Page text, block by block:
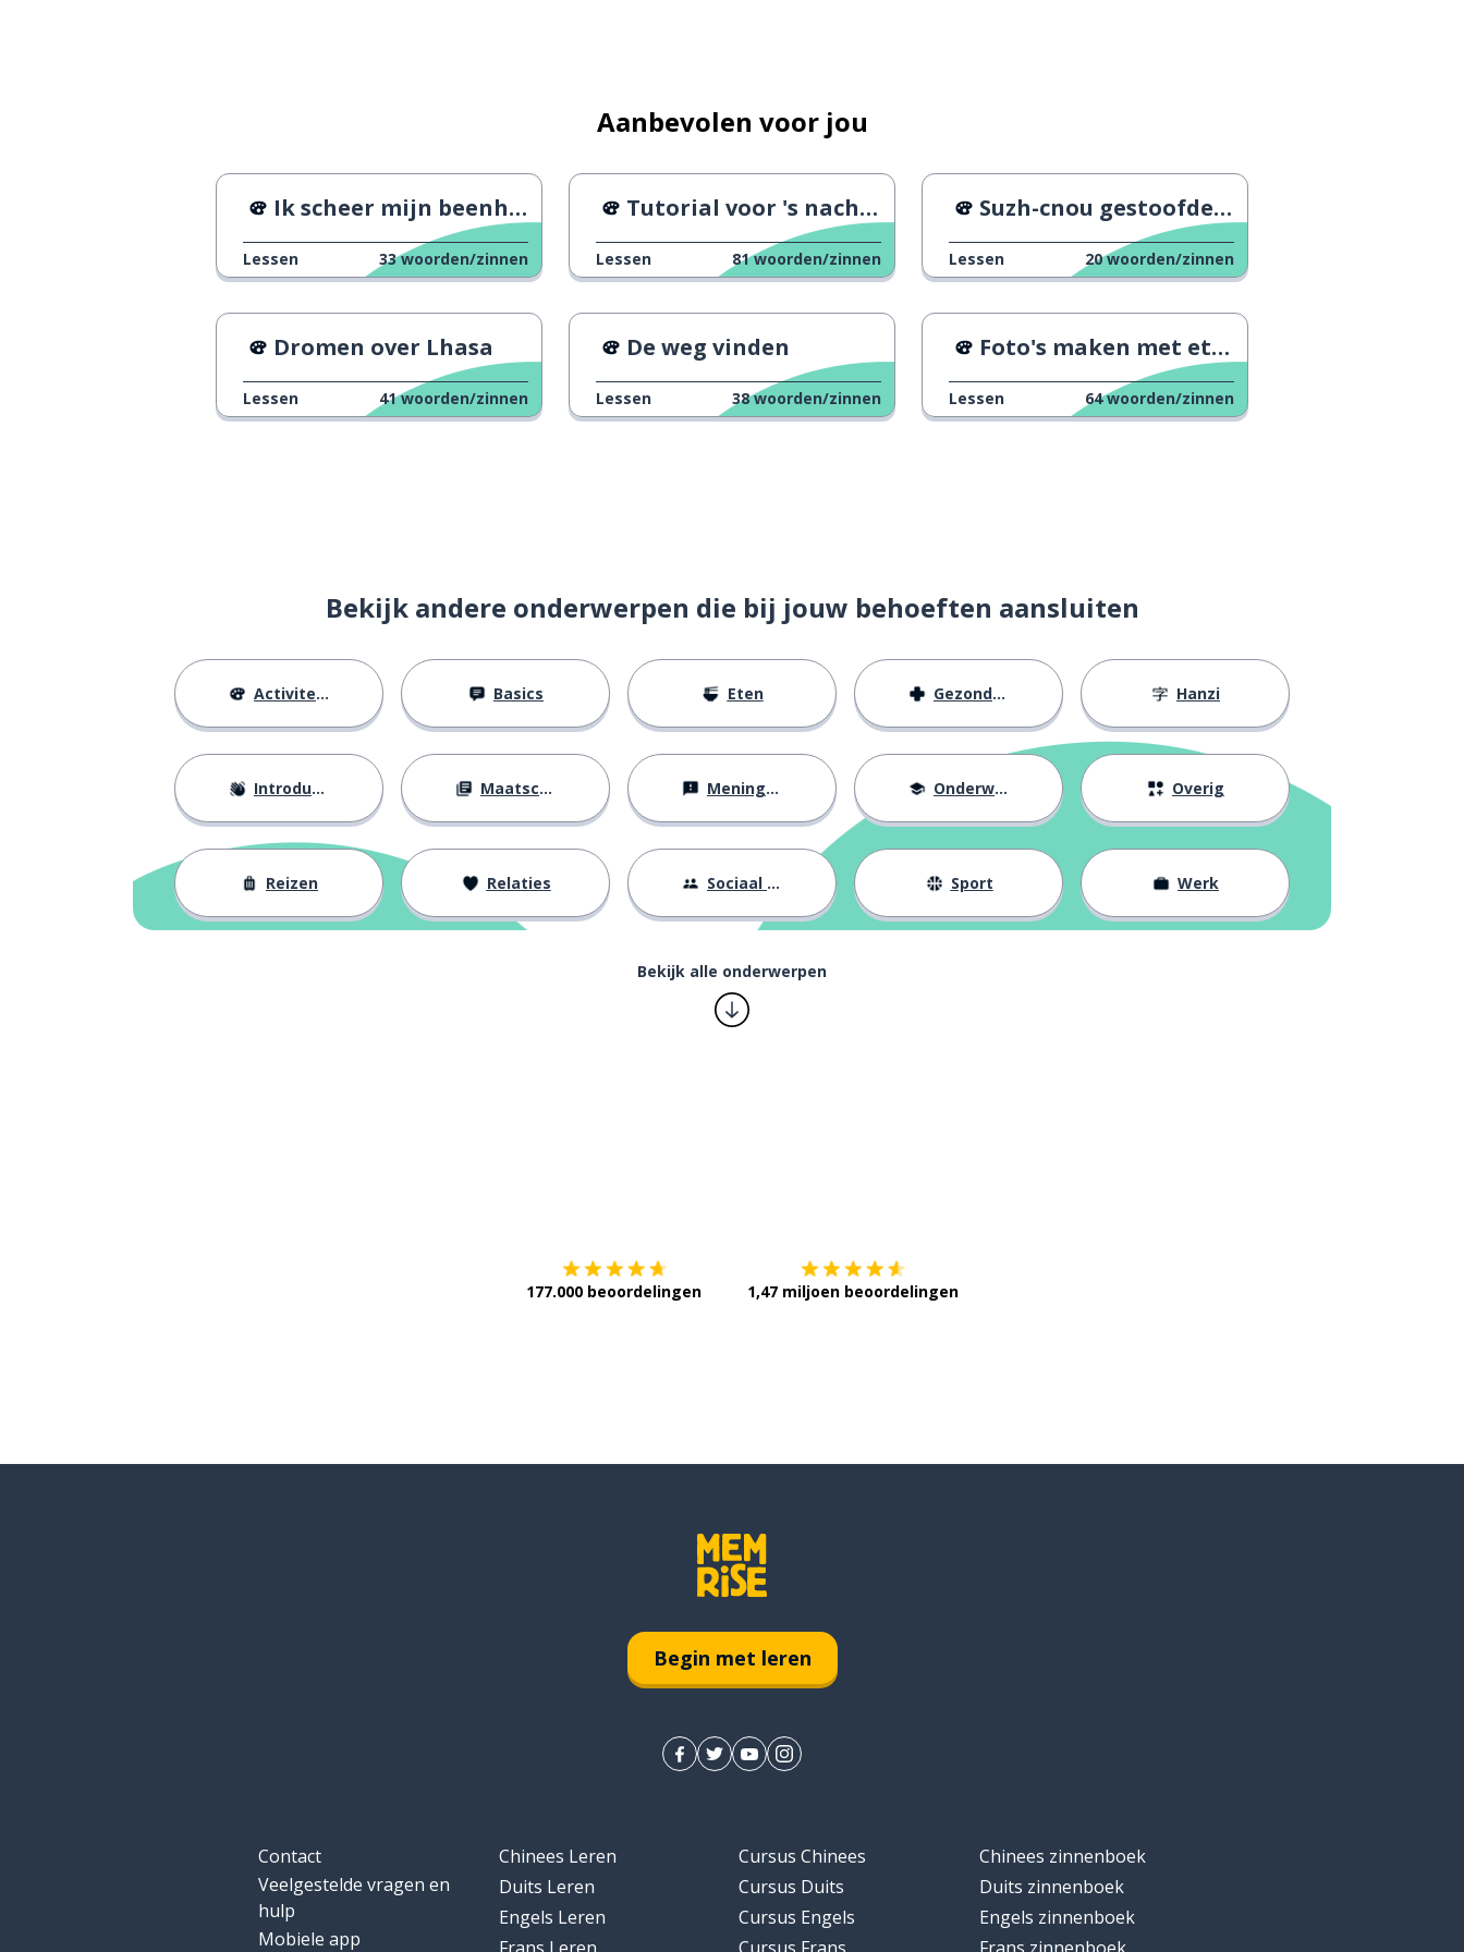
Aanbevolen voor jou
Ik scheer mijn beenhaar niet
Lessen 33 woorden/zinnen
Tutorial voor 's nachts foto's maken
Lessen 81 woorden/zinnen
Suzh-cnou gestoofde vleesnoedels
Lessen 20 woorden/zinnen
Dromen over Lhasa
Lessen 41 woorden/zinnen
De weg vinden
Lessen 38 woorden/zinnen
Foto's maken met eten
Lessen 64 woorden/zinnen
Bekijk andere onderwerpen die bij jouw behoeften aansluiten
Activiteiten Basics Eten Gezondheid Hanzi
Introducties Maatschappij Meningen Onderwijs Overig
Reizen Relaties Sociaal leven Sport Werk
Bekijk alle onderwerpen
177.000 beoordelingen 1,47 miljoen beoordelingen
Begin met leren
Contact
Veelgestelde vragen en
hulp
Mobiele app
Chinees Leren
Duits Leren
Engels Leren
Cursus Chinees
Cursus Duits
Cursus Engels
Chinees zinnenboek
Duits zinnenboek
Engels zinnenboek